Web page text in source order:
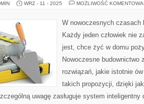
WRZ - 11 - 2025 MOŻLIWOŚĆ
W nowoczesnych
Każdy jeden człowiek nie
jest, chce żyć w domu
Nowoczesne budownictwo
rozwiązań, jakie istotnie
takich propozycji, dzięki
uwagę zasługuje system inteligentny